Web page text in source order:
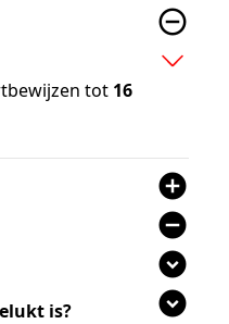
remove_circle_outline
expand_more
tot 16
is?
add_circle
remove_circle
expand_circle_down
expand_circle_down